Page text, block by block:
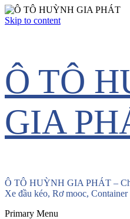
Skip to content
Ô TÔ
GIA
Ô TÔ HUỲNH GIA PHÁT –
Xe đầu kéo, Rơ mooc,
Primary Menu